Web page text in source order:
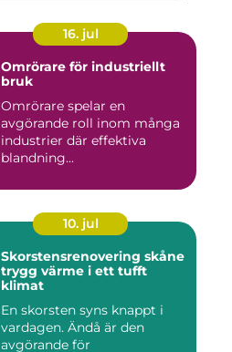
16. jul
Omrörare för industriellt
bruk
Omrörare spelar en
avgörande roll inom många
industrier där effektiva
blandning...
10. jul
Skorstensrenovering skåne
trygg värme i ett tufft
klimat
En skorsten syns knappt i
vardagen. Ändå är den
avgörande för